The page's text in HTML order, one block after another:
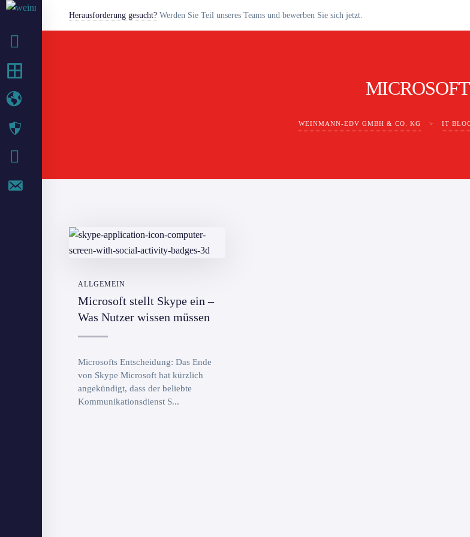
Herausforderung gesucht?Werden Sie Teil unseres Teams und bewerben Sie sich jetzt.
MICROSOFT
WEINMANN-EDV GMBH & CO. KG > IT
ALLGEMEIN
Microsoft stellt Skype ein –
Was Nutzer wissen müssen
Microsofts Entscheidung: Das Ende
von Skype Microsoft hat kürzlich
angekündigt, dass der beliebte
Kommunikationsdienst S...